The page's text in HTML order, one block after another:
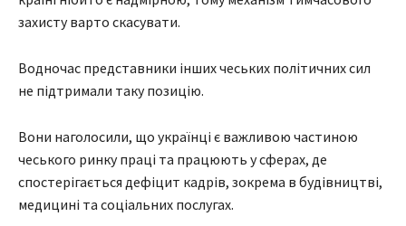
захисту варто скасувати.
Водночас представники інших чеських політичних сил
не підтримали таку позицію.
Вони наголосили, що українці є важливою частиною
чеського ринку праці та працюють у сферах, де
спостерігається дефіцит кадрів, зокрема в будівництві,
медицині та соціальних послугах.